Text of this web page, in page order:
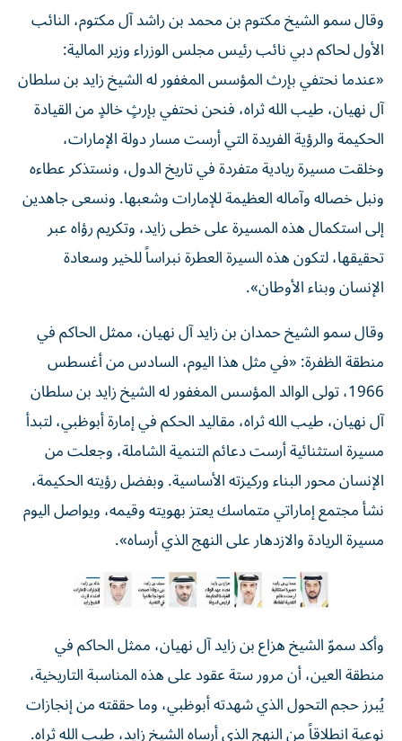
وقال سمو الشيخ مكتوم بن محمد بن راشد آل مكتوم، النائب
الأول لحاكم دبي نائب رئيس مجلس الوزراء وزير المالية:
«عندما نحتفي بإرث المؤسس المغفور له الشيخ زايد بن سلطان
آل نهيان، طيب الله ثراه، فنحن نحتفي بإرثٍ خالدٍ من القيادة
الحكيمة والرؤية الفريدة التي أرست مسار دولة الإمارات،
وخلقت مسيرة ريادية متفردة في تاريخ الدول، ونستذكر عطاءه
ونبل خصاله وآماله العظيمة للإمارات وشعبها. ونسعى جاهدين
إلى استكمال هذه المسيرة على خطى زايد، وتكريم رؤاه عبر
تحقيقها، لتكون هذه السيرة العطرة نبراساً للخير وسعادة
الإنسان وبناء الأوطان».
وقال سمو الشيخ حمدان بن زايد آل نهيان، ممثل الحاكم في
منطقة الظفرة: «في مثل هذا اليوم، السادس من أغسطس
1966، تولى الوالد المؤسس المغفور له الشيخ زايد بن سلطان
آل نهيان، طيب الله ثراه، مقاليد الحكم في إمارة أبوظبي، لتبدأ
مسيرة استثنائية أرست دعائم التنمية الشاملة، وجعلت من
الإنسان محور البناء وركيزته الأساسية. وبفضل رؤيته الحكيمة،
نشأ مجتمع إماراتي متماسك يعتز بهويته وقيمه، ويواصل اليوم
مسيرة الريادة والازدهار على النهج الذي أرساه».
وأكد سموّ الشيخ هزاع بن زايد آل نهيان، ممثل الحاكم في
منطقة العين، أن مرور ستة عقود على هذه المناسبة التاريخية،
يُبرز حجم التحول الذي شهدته أبوظبي، وما حققته من إنجازات